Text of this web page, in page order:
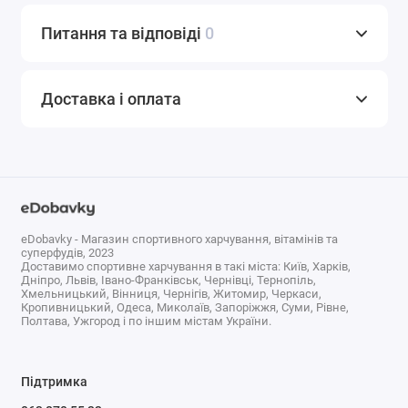
One L-Citrulline Malate 300 г, Pure
Перед застосуванням проконсультуйтеся з лікарем.
Зберігати в недоступному для дітей місці.
Виробник залишає за собою право змінити зовнішній
вигляд упаковки, склад продукту, смакові добавки та
його консистенцію.
Ми намагаємося стежити за змінами, але якщо ви
повідомте нам про це в коментарях до товару.
Питання та відповіді 0
Доставка і оплата
eDobavky - Магазин спортивного харчування, вітамінів та
суперфудів, 2023
Доставимо спортивне харчування в такі міста: Київ, Харків,
Дніпро, Львів, Івано-Франківськ, Чернівці, Тернопіль,
Хмельницький, Вінниця, Чернігів, Житомир, Черкаси,
Кропивницький, Одеса, Миколаїв, Запоріжжя, Суми, Рівне,
Полтава, Ужгород і по іншим містам України.
Підтримка